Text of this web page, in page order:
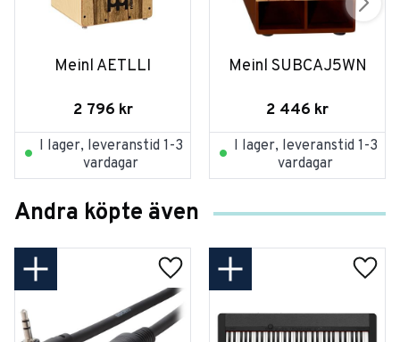
Meinl AETLLI
2 796 kr
I lager, leveranstid 1-3
vardagar
Meinl SUBCAJ5WN
2 446 kr
I lager, leveranstid 1-3
vardagar
Andra köpte även